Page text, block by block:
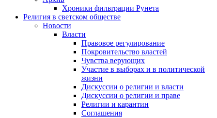
Хроники фильтрации Рунета
Религия в светском обществе
Новости
Власти
Правовое регулирование
Покровительство властей
Чувства верующих
Участие в выборах и в политической
жизни
Дискуссии о религии и власти
Дискуссии о религии и праве
Религии и карантин
Соглашения